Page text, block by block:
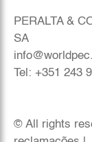
PERALTA &
SA
Tel: +351 243
© All rights